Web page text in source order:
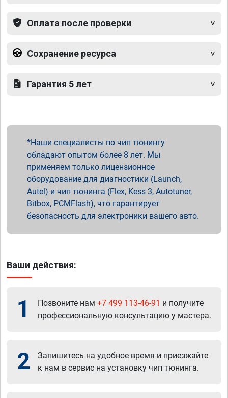
Оплата после проверки
Сохранение ресурса
Гарантия 5 лет
Наши специалисты по чип тюнингу
обладают опытом более 8 лет. Мы
применяем только лицензионное
оборудование для диагностики (Launch,
Autel) и чип тюнинга (Flex, Kess 3, Autotuner,
Bitbox, PCMFlash), что гарантирует
безопасность для электроники вашего авто.
Ваши действия:
1 Позвоните нам +7 499 113-46-91 и получите
профессиональную консультацию у мастера.
2
Запишитесь на удобное время и приезжайте
к нам в сервис на установку чип тюнинга.